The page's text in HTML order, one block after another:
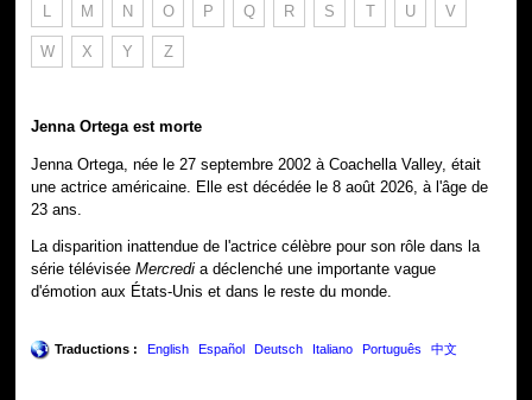
L M N O P Q R S T U V
W X Y Z
Jenna Ortega est morte
Jenna Ortega, née le 27 septembre 2002 à Coachella Valley, était
une actrice américaine. Elle est décédée le 8 août 2026, à l'âge de
23 ans.
La disparition inattendue de l'actrice célèbre pour son rôle dans la
série téléviséeMercredi a déclenché une importante vague
d'émotion aux États-Unis et dans le reste du monde.
Traductions : English Español Deutsch Italiano Português 中文